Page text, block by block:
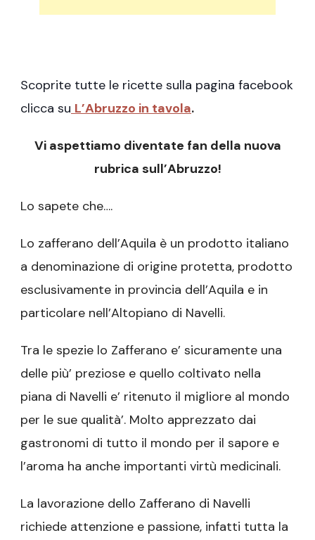
Scoprite tutte le ricette sulla pagina facebook
clicca su L’Abruzzo in tavola.
Vi aspettiamo diventate fan della nuova
rubrica sull’Abruzzo!
Lo sapete che….
Lo zafferano dell’Aquila è un prodotto italiano
a denominazione di origine protetta, prodotto
esclusivamente in provincia dell’Aquila e in
particolare nell’Altopiano di Navelli.
Tra le spezie lo Zafferano e’ sicuramente una
delle più’ preziose e quello coltivato nella
piana di Navelli e’ ritenuto il migliore al mondo
per le sue qualità’. Molto apprezzato dai
gastronomi di tutto il mondo per il sapore e
l’aroma ha anche importanti virtù medicinali.
La lavorazione dello Zafferano di Navelli
richiede attenzione e passione, infatti tutta la